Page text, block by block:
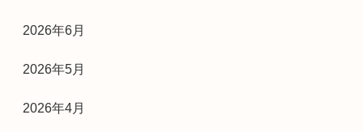
2026年6月
2026年5月
2026年4月